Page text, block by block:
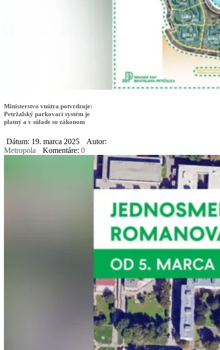
Ministerstvo vnútra potvrdzuje:
Petržalský parkovací systém je
platný a v súlade so zákonom
Dátum: 19. marca 2025
Autor:
Metropola
Komentáre: 0